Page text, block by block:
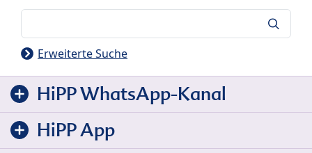
Erweiterte Suche
HiPP WhatsApp-Kanal
HiPP App